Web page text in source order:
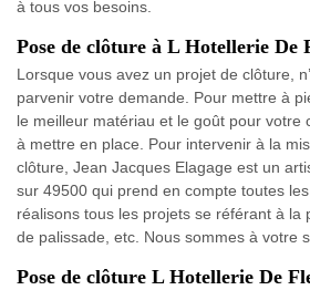
à tous vos besoins.
Pose de clôture à L Hotellerie De
Lorsque vous avez un projet de clôture,
parvenir votre demande. Pour mettre à
le meilleur matériau et le goût pour votre
à mettre en place. Pour intervenir à la
clôture, Jean Jacques Elagage est un
sur 49500 qui prend en compte toutes
réalisons tous les projets se référant à la
de palissade, etc. Nous sommes à votre
Pose de clôture L Hotellerie De